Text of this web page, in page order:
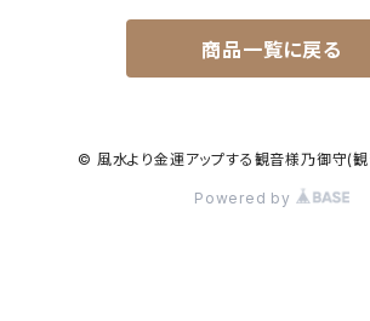
商品一覧に戻る
© 風水より金運アップする観音様乃御守(
Powered by